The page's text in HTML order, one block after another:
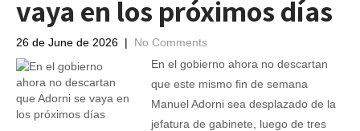
vaya en los próximos días
26 de June de 2026 | No Comments
En el gobierno ahora no descartan
que este mismo fin de semana
Manuel Adorni sea desplazado de la
jefatura de gabinete, luego de tres